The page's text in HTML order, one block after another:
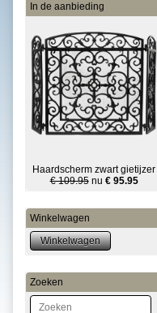
In de aanbieding
Haardscherm zwart gietijzer
€ 109.95nu € 95.95
Winkelwagen
Zoeken